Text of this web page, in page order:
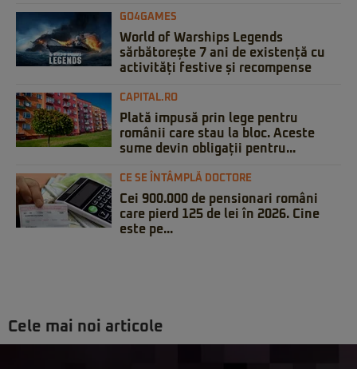
GO4GAMES
World of Warships Legends
sărbătorește 7 ani de existență cu
activități festive și recompense
CAPITAL.RO
Plată impusă prin lege pentru
românii care stau la bloc. Aceste
sume devin obligații pentru...
CE SE ÎNTÂMPLĂ DOCTORE
Cei 900.000 de pensionari români
care pierd 125 de lei în 2026. Cine
este pe...
Cele mai noi articole